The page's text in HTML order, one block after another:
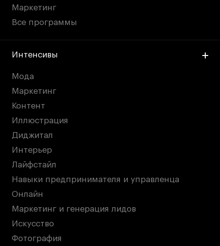
Карьера
Ассоциация выпускников
Живые проекты
Конкурсы
Участие в выставках
Летние стажировки
Проекты студентов
Работы студентов
«Живые» проекты
Участие в выставках
Britanka New Creatives
Fashion Summer
Маркетинг
Все программы
Интенсивы
Мода
Маркетинг
Контент
Иллюстрация
Диджитал
Интерьер
Лайфстайл
Навыки предпринимателя и управленца
Онлайн
Маркетинг и генерация лидов
Искусство
Фотография